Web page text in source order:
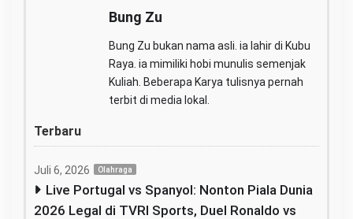
Bung Zu
Bung Zu bukan nama asli. ia lahir di Kubu
Raya. ia mimiliki hobi munulis semenjak
Kuliah. Beberapa Karya tulisnya pernah
terbit di media lokal.
Terbaru
Juli 6, 2026 Olahraga
Live Portugal vs Spanyol: Nonton Piala Dunia
2026 Legal di TVRI Sports, Duel Ronaldo vs